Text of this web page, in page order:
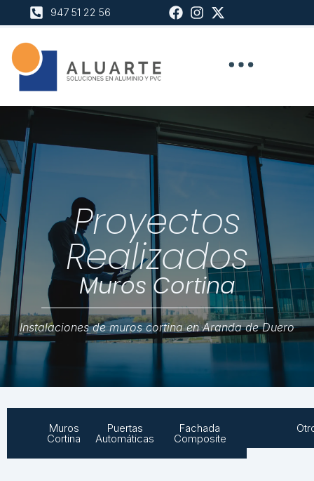
947 51 22 56
Proyectos
Realizados
Muros Cortina
Instalaciones de muros cortina en Aranda de Duero
Muros
Cortina
Puertas
Automáticas
Fachada
Composite